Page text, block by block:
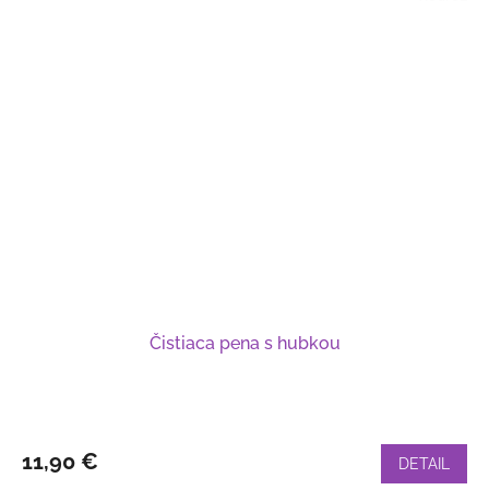
Čistiaca pena s hubkou
11,90 € DETAIL